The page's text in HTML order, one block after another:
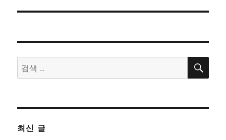
검
색:
검
최신 글